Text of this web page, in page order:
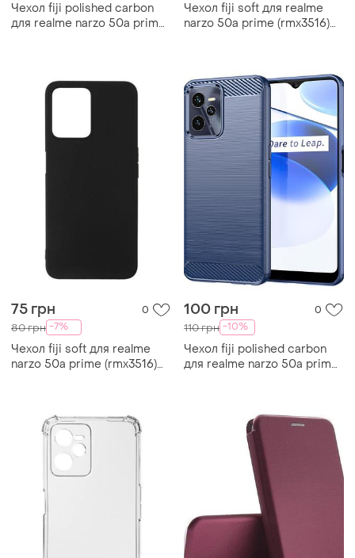
Чехол fiji polished carbon
для realme narzo 50a prime
Чехол fiji soft для realme
narzo 50a prime (rmx3516)
75 грн 0
80 грн -7%
Чехол fiji soft для realme
narzo 50a prime (rmx3516)
100 грн 0
110 грн -10%
Чехол fiji polished carbon
для realme narzo 50a prime